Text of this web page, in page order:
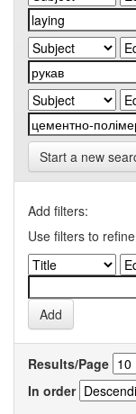
Start a new
Add filters:
Use filters to
Results/Page
In order